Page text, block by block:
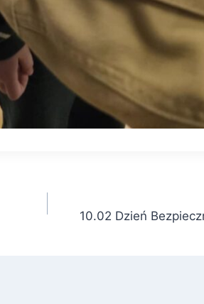
10.02 Dzień